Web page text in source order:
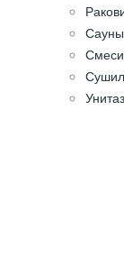
Сауны